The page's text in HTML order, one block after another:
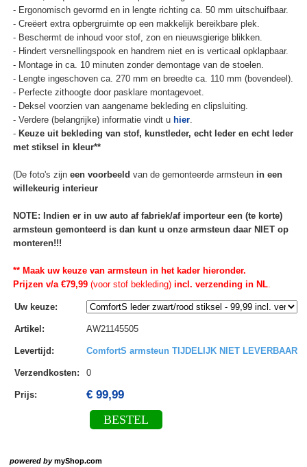
- Ergonomisch gevormd en in lengte richting ca. 50 mm uitschuifbaar.
- Creëert extra opbergruimte op een makkelijk bereikbare plek.
- Beschermt de inhoud voor stof, zon en nieuwsgierige blikken.
- Hindert versnellingspook en handrem niet en is verticaal opklapbaar.
- Montage in ca. 10 minuten zonder demontage van de stoelen.
- Lengte ingeschoven ca. 270 mm en breedte ca. 110 mm (bovendeel).
- Perfecte zithoogte door pasklare montagevoet.
- Deksel voorzien van aangename bekleding en clipsluiting.
- Verdere (belangrijke) informatie vindt u hier.
- Keuze uit bekleding van stof, kunstleder, echt leder en echt leder
met stiksel in kleur**
(De foto's zijn een voorbeeld van de gemonteerde armsteun in een
willekeurig interieur
NOTE: Indien er in uw auto af fabriek/af importeur een (te korte)
armsteun gemonteerd is dan kunt u onze armsteun daar NIET op
monteren!!!
** Maak uw keuze van armsteun in het kader hieronder.
Prijzen v/a €79,99(voor stof bekleding)incl. verzending in NL.
Uw keuze:
Artikel : AW21145505
Levertijd : ComfortS armsteun TIJDELIJK NIET LEVERBAAR
Verzendkosten: 0
Prijs: € 99,99
BESTEL
powered bymyShop.com